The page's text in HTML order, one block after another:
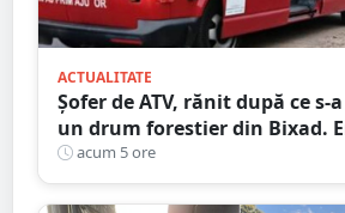
ACTUALITATE
Șofer de ATV, rănit după ce
un drum forestier din Bixad.
permisul anulat, iar vehiculul
înmatriculat
acum 5 ore